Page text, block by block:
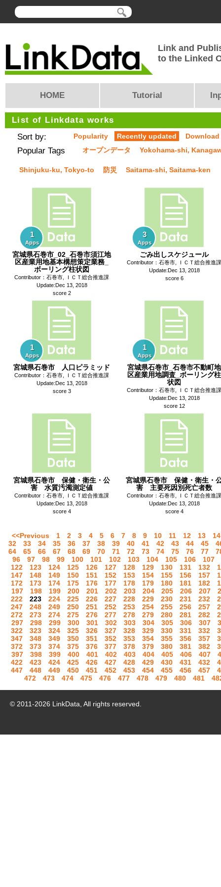
Link and
to the Linked
HOME Tutorial
List of Linkdata works
Sort by:
Popularity Recently updated
Popular Tags オープンデータ Yokohama-shi,
Shinjuku-ku, Tokyo-to 防災 Saitama-shi, Saitama-ken
1
Apps
宮城県石巻市_02_石巻市須江地
区産業用地基本構想策定業務_
ボーリング柱状図
Contributor：石巻市, ＩＣＴ総合推進課
Update:Dec 13, 2018
score 2
3
Apps
ごみ出しスケジュール
Contributor：石巻市, ＩＣＴ総合推進課
Update:Dec 13, 2018
score 6
1
Apps
宮城県石巻市 人口ピラミッド
Contributor：石巻市, ＩＣＴ総合推進課
Update:Dec 13, 2018
score 3
1
Apps
宮城県石巻市_石巻市不動町地
区産業用地調査_ボーリング柱
状図
Contributor：石巻市, ＩＣＴ総合推進課
Update:Dec 13, 2018
score 12
宮城県石巻市 保健・衛生・公
害 水質汚濁測定値
Contributor：石巻市, ＩＣＴ総合推進課
Update:Dec 13, 2018
score 4
宮城県石巻市 保健・衛生・
害 主要死因別死亡者数
Contributor：石巻市, ＩＣＴ総合推進課
Update:Dec 13, 2018
score 4
<<Previous 1 2 3 4 5 6 7 8 9 10 11 12 13
14
32
33 34 35 36 37 38 39 40 41 42 43 44 45
64
65 66 67 68 69 70 71 72 73 74 75 76 77
96
97 98 99 100 101 102 103 104 105 106
107
122
123 124 125 126 127 128 129 130 131 132
147
148 149 150 151 152 153 154 155 156 157
172
173 174 175 176 177 178 179 180 181 182
197
198 199 200 201 202 203 204 205 206 207
222
223 224 225 226 227 228 229 230 231 232
247
248 249 250 251 252 253 254 255 256 257
272
273 274 275 276 277 278 279 280 281 282
297
298 299 300 301 302 303 304 305 306 307
322
323 324 325 326 327 328 329 330 331 332
347
348 349 350 351 352 353 354 355 356 357
372
373 374 375 376 377 378 379 380 381 382
397
398 399 400 401 402 403 404 405 406 407
422
423 424 425 426 427 428 429 430 431 432
447
448 449 450 451 452 453 454 455 456 457
472
473 474 475 476 477 478 479 480 481
© 2011-2026 LinkData, All rights reserved.